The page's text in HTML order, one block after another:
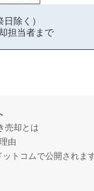
覧
除く）
担当者まで
売却とは
由
トコムで公開されま